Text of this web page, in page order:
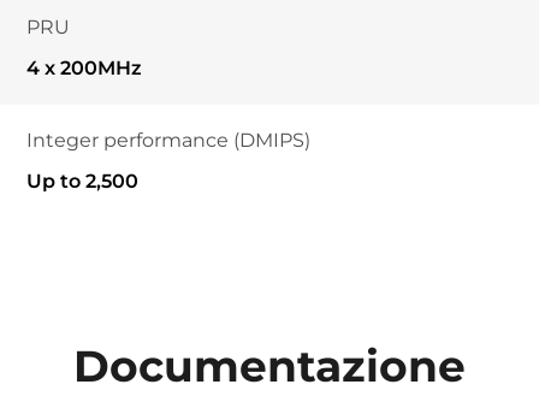
PRU
4 x 200MHz
Integer performance (DMIPS)
Up to 2,500
Documentazione